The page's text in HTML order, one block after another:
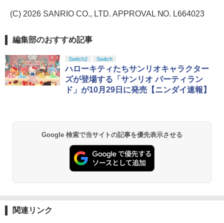
(C) 2026 SANRIO CO., LTD. APPROVAL NO. L664023
編集部のおすすめ記事
Switch2 Switch
ハローキティたちサンリオキャラクター
ズが登場する「サンリオ パーティラン
ド」が10月29日に発売【ニンダイ速報】
Google 検索で当サイトの記事を優先表示させる
関連リンク